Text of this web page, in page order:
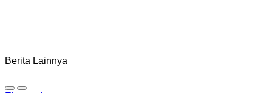
Berita Lainnya